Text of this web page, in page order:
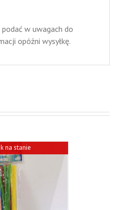
w uwagach do
opóźni wysyłkę.
na stanie